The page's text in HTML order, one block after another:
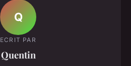
Q
ECRIT PAR
Quentin